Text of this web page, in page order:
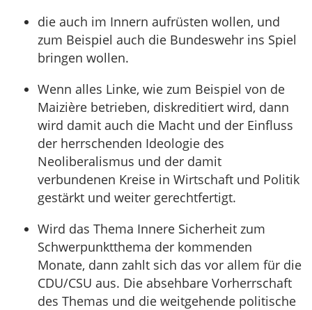
die auch im Innern aufrüsten wollen, und
zum Beispiel auch die Bundeswehr ins Spiel
bringen wollen.
Wenn alles Linke, wie zum Beispiel von de
Maizière betrieben, diskreditiert wird, dann
wird damit auch die Macht und der Einfluss
der herrschenden Ideologie des
Neoliberalismus und der damit
verbundenen Kreise in Wirtschaft und Politik
gestärkt und weiter gerechtfertigt.
Wird das Thema Innere Sicherheit zum
Schwerpunktthema der kommenden
Monate, dann zahlt sich das vor allem für die
CDU/CSU aus. Die absehbare Vorherrschaft
des Themas und die weitgehende politische